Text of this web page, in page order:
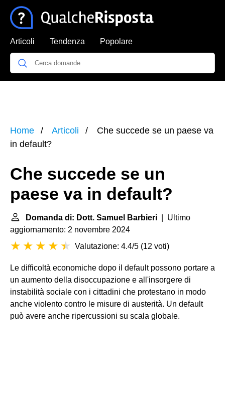
Articoli Tendenza Popolare
Home Articoli
Che succede se un paese va
in default?
Che succede se un
paese va in default?
Domanda di: Dott. Samuel Barbieri | Ultimo
aggiornamento: 2 novembre 2024
Valutazione: 4.4/5 (12 voti)
Le difficoltà economiche dopo il default possono portare a
un aumento della disoccupazione e all'insorgere di
instabilità sociale con i cittadini che protestano in modo
anche violento contro le misure di austerità. Un default
può avere anche ripercussioni su scala globale.